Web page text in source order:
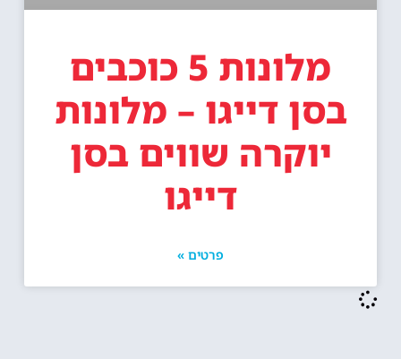
מלונות 5 כוכבים
בסן דייגו – מלונות
יוקרה שווים בסן
דייגו
פרטים »